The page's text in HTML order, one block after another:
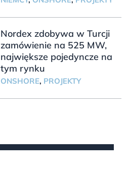
Nordex zdobywa w Turcji
zamówienie na 525 MW,
największe pojedyncze na
tym rynku
ONSHORE, PROJEKTY